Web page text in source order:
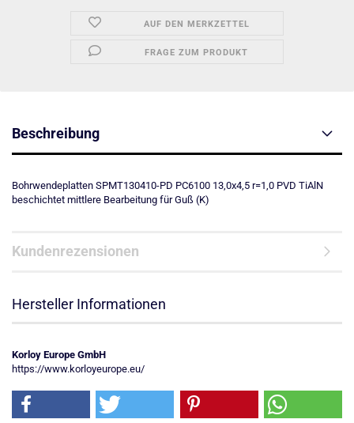
AUF DEN MERKZETTEL
FRAGE ZUM PRODUKT
Beschreibung
Bohrwendeplatten SPMT130410-PD PC6100 13,0x4,5 r=1,0 PVD TiAlN
beschichtet mittlere Bearbeitung für Guß (K)
Kundenrezensionen
Hersteller Informationen
Korloy Europe GmbH
https://www.korloyeurope.eu/